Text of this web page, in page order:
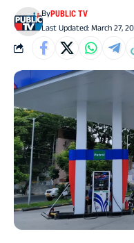
Last Updated: March 27,
ByPUBLIC TV